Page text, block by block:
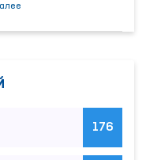
176